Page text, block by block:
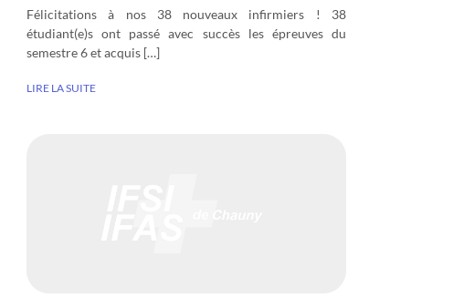
Félicitations à nos 38 nouveaux infirmiers ! 38
étudiant(e)s ont passé avec succès les épreuves du
semestre 6 et acquis […]
LIRE LA SUITE